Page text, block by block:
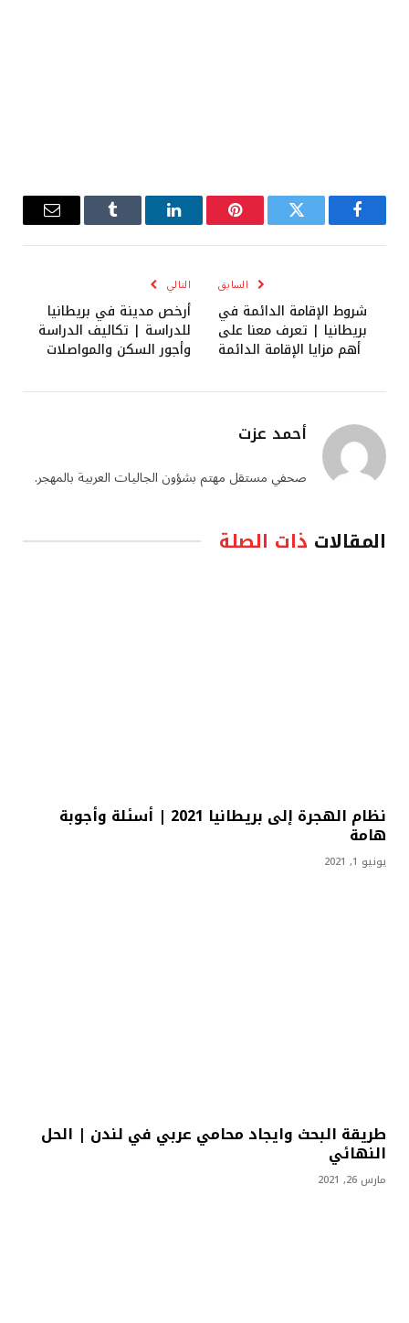
فيسبوك تويتر بينتيريستلينكدإن Tumblr
البريد
السابق
شروط الإقامة الدائمة في
بريطانيا | تعرف معنا على
أهم مزايا الإقامة الدائمة
التالي
أرخص مدينة في بريطانيا
للدراسة | تكاليف الدراسة
وأجور السكن والمواصلات
أحمد عزت
صحفي مستقل مهتم بشؤون الجاليات العربية بالمهجر.
المقالات ذات الصلة
نظام الهجرة إلى بريطانيا 2021 | أسئلة وأجوبة
هامة
يونيو 1, 2021
طريقة البحث وايجاد محامي عربي في لندن | الحل
النهائي
مارس 26, 2021